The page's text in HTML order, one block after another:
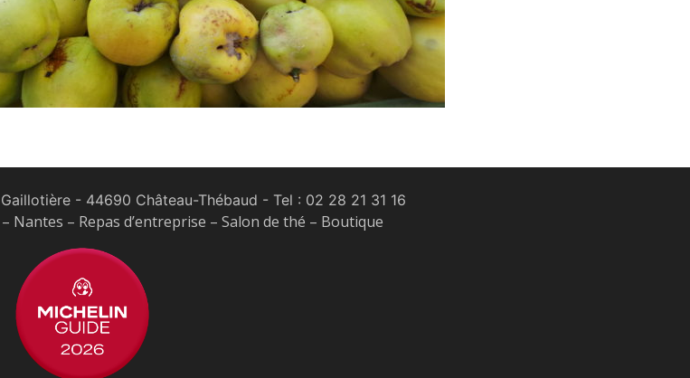
- 44690 Château-Thébaud - Tel : 02 28 21 31 16
Nantes – Repas d’entreprise – Salon de thé – Boutique